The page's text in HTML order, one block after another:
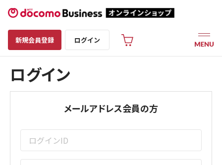
新規会員登録 ログイン
ログイン
メールアドレス会員の方